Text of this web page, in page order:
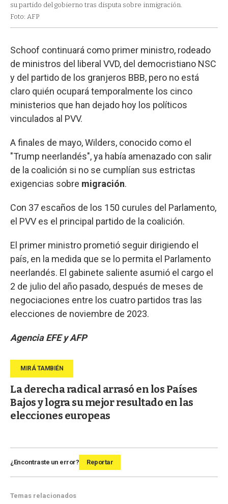
su partido del gobierno tras disputa sobre inmigración.
Foto: AFP
Schoof continuará como primer ministro, rodeado
de ministros del liberal VVD, del democristiano NSC
y del partido de los granjeros BBB, pero no está
claro quién ocupará temporalmente los cinco
ministerios que han dejado hoy los políticos
vinculados al PVV.
A finales de mayo, Wilders, conocido como el
"Trump neerlandés", ya había amenazado con salir
de la coalición si no se cumplían sus estrictas
exigencias sobre migración.
Con 37 escaños de los 150 curules del Parlamento,
el PVV es el principal partido de la coalición.
El primer ministro prometió seguir dirigiendo el
país, en la medida que se lo permita el Parlamento
neerlandés. El gabinete saliente asumió el cargo el
2 de julio del año pasado, después de meses de
negociaciones entre los cuatro partidos tras las
elecciones de noviembre de 2023.
Agencia EFE y AFP
La derecha radical arrasó en los Países
Bajos y logra su mejor resultado en las
elecciones europeas
¿Encontraste un error? Reportar
Temas relacionados